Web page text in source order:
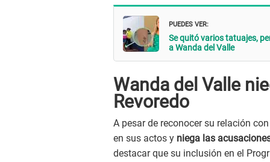
PUEDES VER:
Se quitó varios tatuajes,
a Wanda del Valle
Wanda del Valle
Revoredo
A pesar de reconocer su relación
en sus actos y niega las
destacar que su inclusión en el